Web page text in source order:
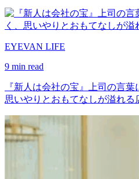
EYEVAN LIFE
9 min read
『新人は会社の宝』上司の言
思いやりとおもてなしが溢れる